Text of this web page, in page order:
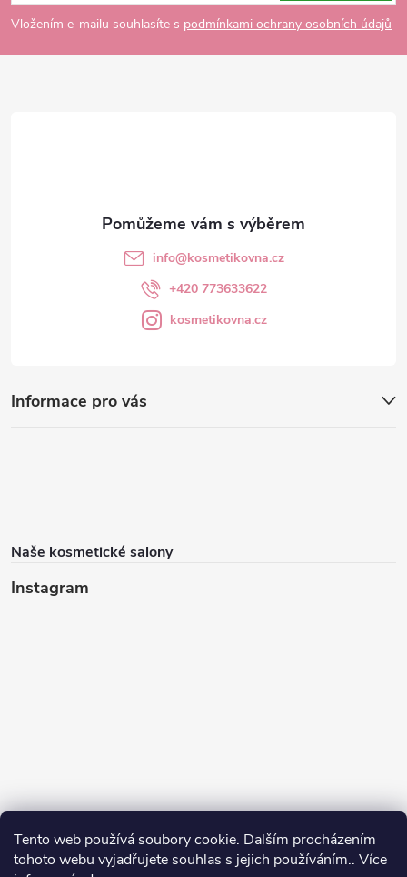
Tento web používá soubory cookie. Dalším procházením
tohoto webu vyjadřujete souhlas s jejich používáním.. Více
p
a
Vložením e-mailu souhlasíte s podmínkami ochrany osobních údajů
Informace pro vás
Naše kosmetické salony
Instagram
info@kosmetikovna.cz
+420 773633622
kosmetikovna.cz